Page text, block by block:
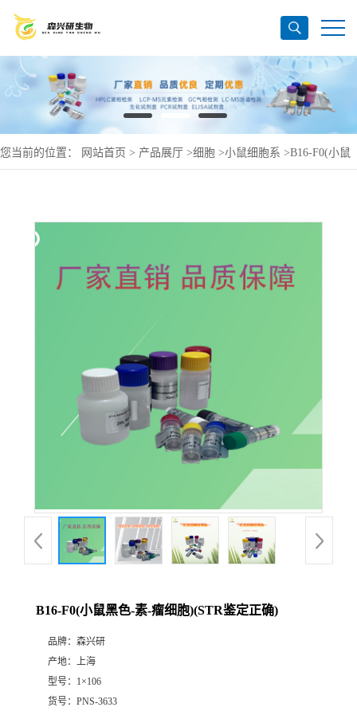
您当前的位置： 网站首页 > 产品展厅 >细胞 >小鼠细胞系 >B16-F0(小鼠
B16-F0(小鼠黑色-素-瘤细胞)(STR鉴定正确)
品牌： 森兴研
产地： 上海
型号： 1×106
货号： PNS-3633